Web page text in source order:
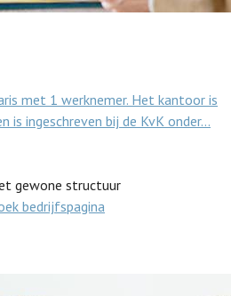
met 1 werknemer. Het kantoor is
is ingeschreven bij de KvK onder…
gewone structuur
bedrijfspagina